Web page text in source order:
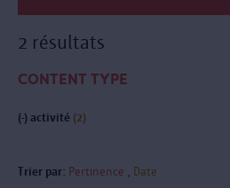
2 résultats
CONTENT TYPE
(-) activité (2)
Trier par: Pertinence Date